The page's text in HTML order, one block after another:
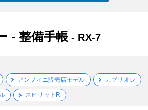
- 整備手帳 - RX-7
アンフィニ販売店モデル カブリオレ
スピリットR